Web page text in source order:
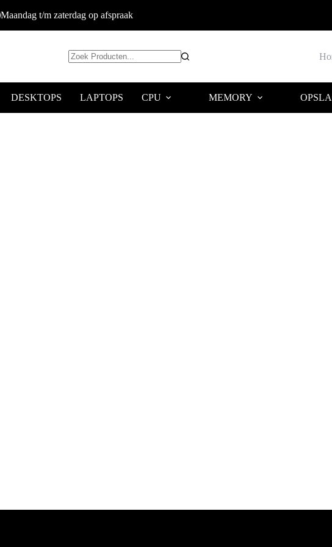
Maandag t/m zaterdag op afspraak
DESKTOPS LAPTOPS CPU MEMORY